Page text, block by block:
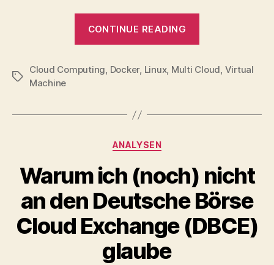
CONTINUE READING
Deployments
Tags
Cloud Computing, Docker, Linux, Multi Cloud, Virtual
Machine
Categories
ANALYSEN
Warum ich (noch) nicht
an den Deutsche Börse
Cloud Exchange (DBCE)
glaube